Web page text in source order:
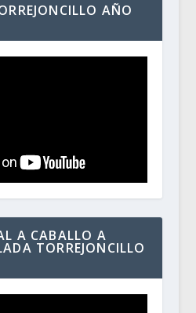
AÑO
A CABALLO A
TORREJONCILLO